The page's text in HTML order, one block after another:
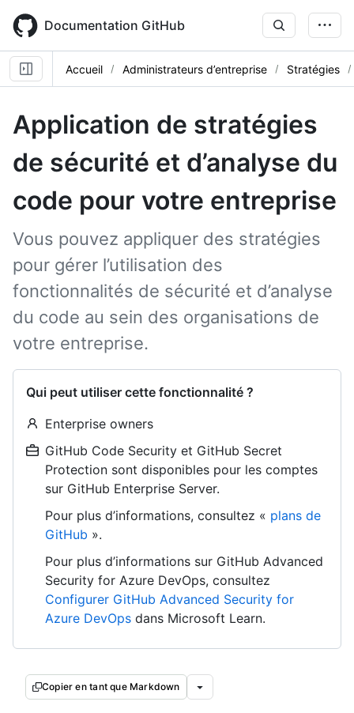
main
content
Documentation GitHub
Accueil Administrateurs d’entreprise Stratégies
Application de stratégies
de sécurité et d’analyse du
code pour votre entreprise
Vous pouvez appliquer des stratégies
pour gérer l’utilisation des
fonctionnalités de sécurité et d’analyse
du code au sein des organisations de
votre entreprise.
Qui peut utiliser cette fonctionnalité ?
Enterprise owners
GitHub Code Security et GitHub Secret
Protection sont disponibles pour les comptes
sur GitHub Enterprise Server.
Pour plus d’informations, consultez « plans de
GitHub ».
Pour plus d’informations sur GitHub Advanced
Security for Azure DevOps, consultez
Configurer GitHub Advanced Security for
Azure DevOps dans Microsoft Learn.
Copier en tant que Markdown